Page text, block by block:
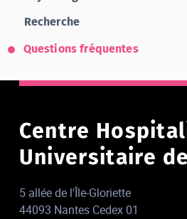
Recherche
Questions fréquentes
Centre
Universitaire
5 allée de l'Île-Gloriette
44093 Nantes Cedex 01